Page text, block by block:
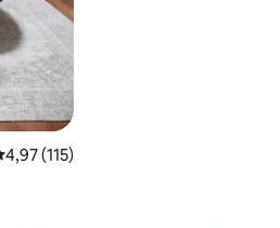
82
ohodnotenie 4,97 z 5, počet
4,97 (115)